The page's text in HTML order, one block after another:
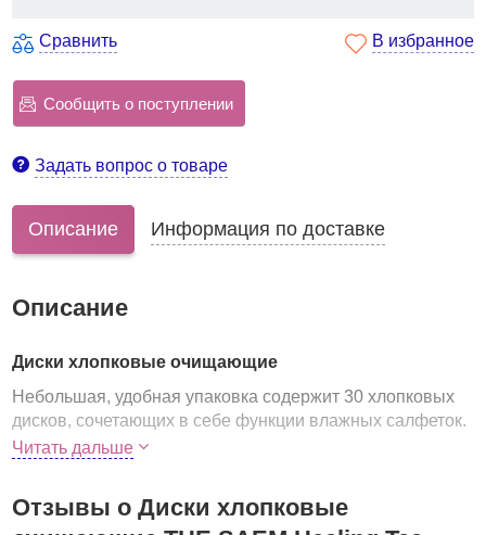
Сравнить В избранное
Сообщить о поступлении
Задать вопрос о товаре
Описание Информация по доставке
Описание
Диски хлопковые очищающие
Небольшая, удобная упаковка содержит 30 хлопковых
дисков, сочетающих в себе функции влажных салфеток.
Предназначены для очищения кожи от различных
Пропитаны диски концентрированной эссенцией с
экстрактом зеленого чая, который увлажняет и питает
Читать дальше
Отзывы о Диски хлопковые